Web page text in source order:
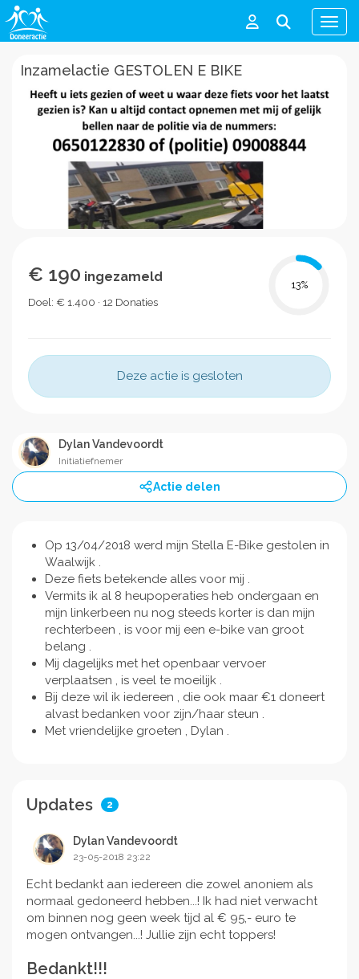
Menu
Inzamelactie GESTOLEN E BIKE
€ 190 ingezameld
Doel: € 1.400 · 12 Donaties
13%
Deze actie is gesloten
Dylan Vandevoordt
Initiatiefnemer
Actie delen
Op 13/04/2018 werd mijn Stella E-Bike gestolen in
Waalwijk .
Deze fiets betekende alles voor mij .
Vermits ik al 8 heupoperaties heb ondergaan en
mijn linkerbeen nu nog steeds korter is dan mijn
rechterbeen , is voor mij een e-bike van groot
belang .
Mij dagelijks met het openbaar vervoer
verplaatsen , is veel te moeilijk .
Bij deze wil ik iedereen , die ook maar €1 doneert
alvast bedanken voor zijn/haar steun .
Met vriendelijke groeten , Dylan .
Updates 2
Dylan Vandevoordt
23-05-2018 23:22
Echt bedankt aan iedereen die zowel anoniem als
normaal gedoneerd hebben...! Ik had niet verwacht
om binnen nog geen week tijd al € 95,- euro te
mogen ontvangen...! Jullie zijn echt toppers!
Bedankt!!!